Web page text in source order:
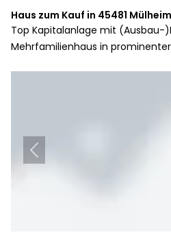
Haus zum Kauf in 45481
Top Kapitalanlage mit (Ausbau-
Mehrfamilienhaus in